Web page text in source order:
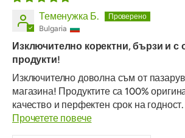
Теменужка Б.
Bulgaria
Изключително коректни, бързи и с
продукти!
Изключително доволна съм от
магазина! Продуктите са 100%
качество и перфектен срок на
Прочетете повече